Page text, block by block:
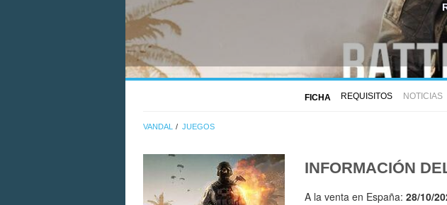
FICHA REQUISITOS NOTICIAS
VANDAL JUEGOS
INFORMACIÓN
A la venta en España: 28/10/